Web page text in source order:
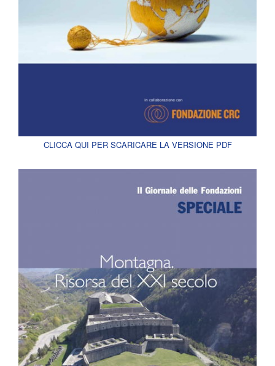
CLICCA QUI PER SCARICARE LA VERSIONE PDF